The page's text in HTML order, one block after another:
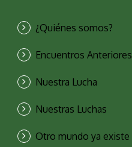
¿Quiénes somos?
Encuentros Anteriores
Nuestra Lucha
Nuestras Luchas
Otro mundo ya existe